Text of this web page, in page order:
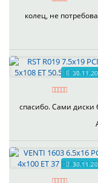
колец, не
спасибо. Сами диски